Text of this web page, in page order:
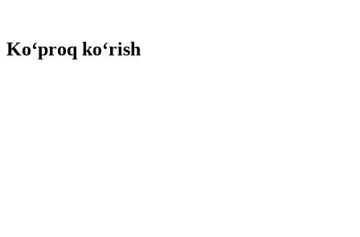
Ko‘proq ko‘rish